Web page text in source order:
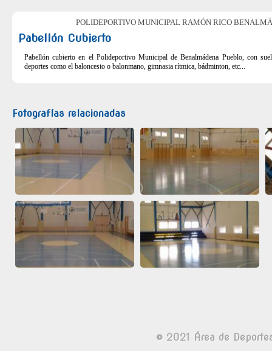
POLIDEPORTIVO MUNICIPAL RAMÓN RICO
Pabellón Cubierto
Pabellón cubierto en el Polideportivo Municipal de Benalmádena Pueblo, con
deportes como el baloncesto o balonmano, gimnasia rítmica, bádminton, etc...
Fotografías relacionadas
© 2021 Área de